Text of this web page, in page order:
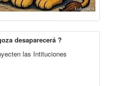
desaparecerá ?
las Intituciones